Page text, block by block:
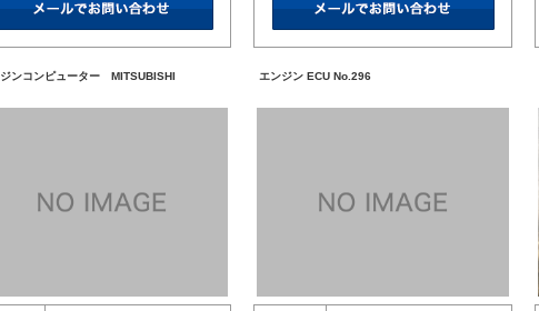
ンコンピューター MITSUBISHI エンジン ECU No.296